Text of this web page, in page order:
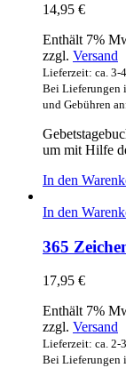
14,95 €
Enthält 7%
zzgl. Versand
Lieferzeit: ca. 3-
Bei Lieferungen
und Gebühren
um mit Hilfe
In den
In den
365
17,95 €
Enthält 7%
zzgl. Versand
Lieferzeit: ca. 2-
Bei Lieferungen